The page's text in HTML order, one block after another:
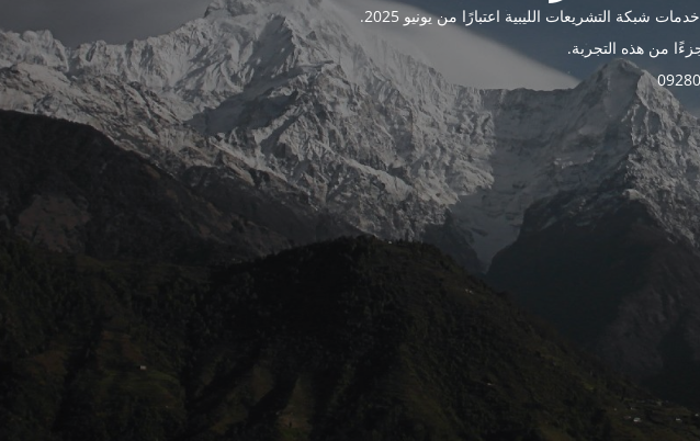
شبكة التشريعات الليبية اعتبارًا من يونيو 2025.
من هذه التجربة.